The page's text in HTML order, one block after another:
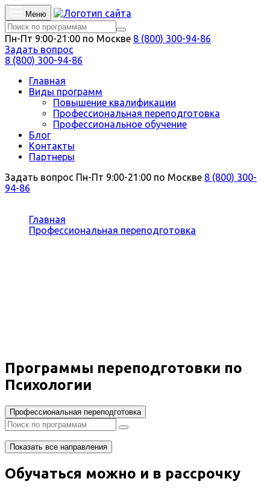
Меню
Пн-Пт 9:00-21:00 по Москве 8 (800) 300-94-86
Задать вопрос
8 (800) 300-94-86
Главная
Виды программ
Повышение квалификации
Профессиональная переподготовка
Профессиональное обучение
Блог
Контакты
Партнеры
Задать вопрос Пн-Пт 9:00-21:00 по Москве 8 (800) 300-
94-86
Главная
Профессиональная переподготовка
Программы переподготовки по
Психологии
Профессиональная переподготовка
Показать все направления
Обучаться можно и в рассрочку